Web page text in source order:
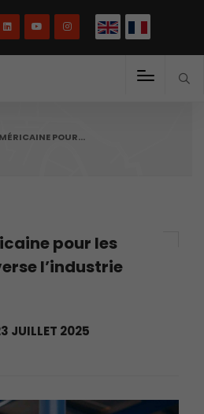
POUR…
pour les
l’industrie
JUILLET 2025
English(English)